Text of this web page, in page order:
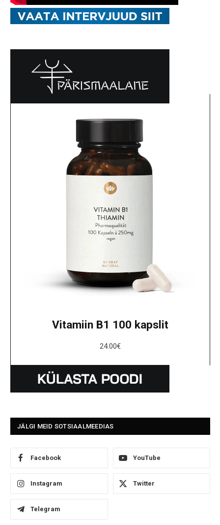
Vitamiin B1 100 kapslit
24.00€
JÄLGI MEID SOTSIAALMEEDIAS
Facebook YouTube
Instagram Twitter
Telegram